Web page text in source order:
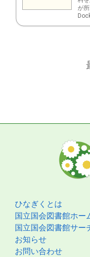
が所
ひなぎくとは
国立国会図書館ホー
国立国会図書館サー
お知らせ
お問い合わせ